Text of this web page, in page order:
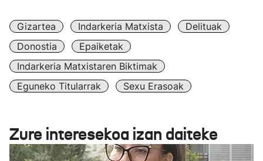
Gizartea Indarkeria Matxista
Delituak
Donostia
Epaiketak
Indarkeria Matxistaren Biktimak
Eguneko Titularrak
Sexu Erasoak
Zure interesekoa izan daiteke